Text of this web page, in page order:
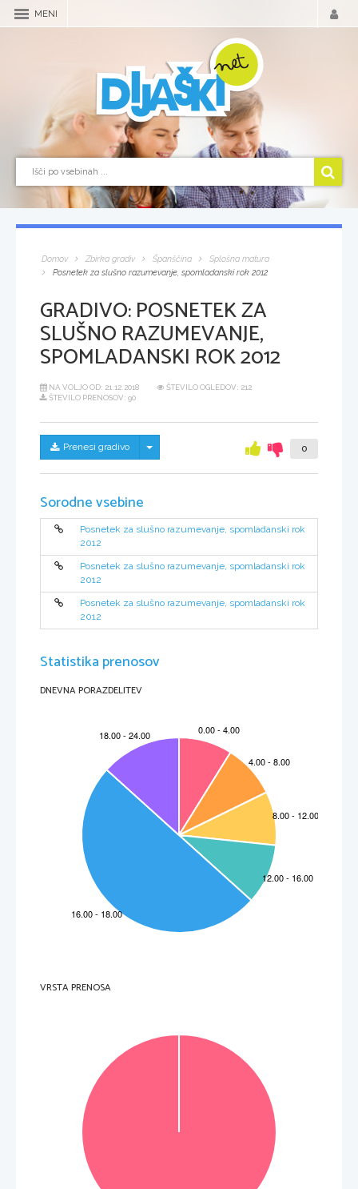
MENI
Domov Zbirka gradiv Španščina
Splošna matura
Posnetek za slušno razumevanje, spomladanski rok 2012
GRADIVO:POSNETEK ZA
SLUŠNO RAZUMEVANJE,
SPOMLADANSKI ROK 2012
NA VOLJO OD: 21.12.2018
ŠTEVILO OGLEDOV: 212
ŠTEVILO PRENOSOV: 90
Prenesi gradivo Skrij/prikaži meni 0
Sorodne vsebine
Posnetek za slušno razumevanje, spomladanski rok
2012
Posnetek za slušno razumevanje, spomladanski rok
2012
Posnetek za slušno razumevanje, spomladanski rok
2012
Statistika prenosov
DNEVNA PORAZDELITEV
VRSTA PRENOSA